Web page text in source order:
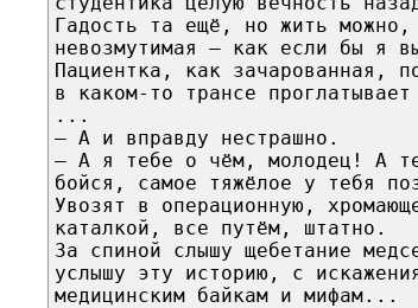
Гадость та ещё, но жить
невозмутимая — как если бы я
Пациентка, как зачарованная,
в каком-то трансе
...
— А и вправду нестрашно.
— А я тебе о чём, молодец! А
бойся, самое тяжёлое у тебя
Увозят в операционную,
каталкой, все путём, штатно.
За спиной слышу щебетание
услышу эту историю, с
медицинским байкам и мифам...